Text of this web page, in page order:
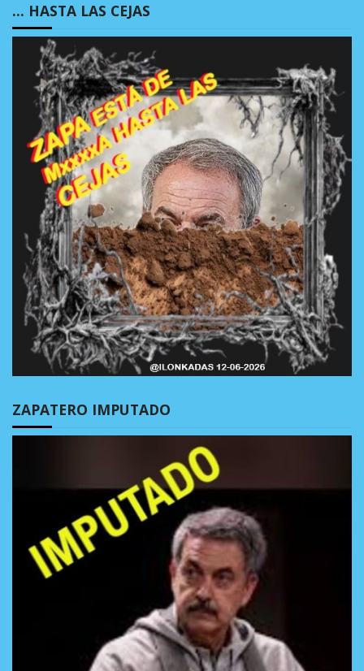
… HASTA LAS CEJAS
ZAPATERO IMPUTADO